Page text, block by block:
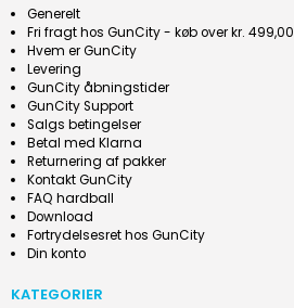
Generelt
Fri fragt hos GunCity - køb over kr. 499,00
Hvem er GunCity
Levering
GunCity åbningstider
GunCity Support
Salgs betingelser
Betal med Klarna
Returnering af pakker
Kontakt GunCity
FAQ hardball
Download
Fortrydelsesret hos GunCity
Din konto
KATEGORIER